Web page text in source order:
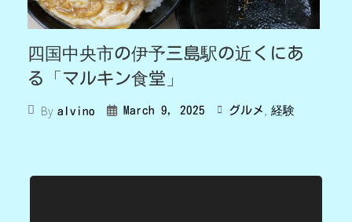
四国中央市の伊予三島駅の近くにあ
る「マルキン食堂」
By alvino March 9, 2025 グルメ , 経験